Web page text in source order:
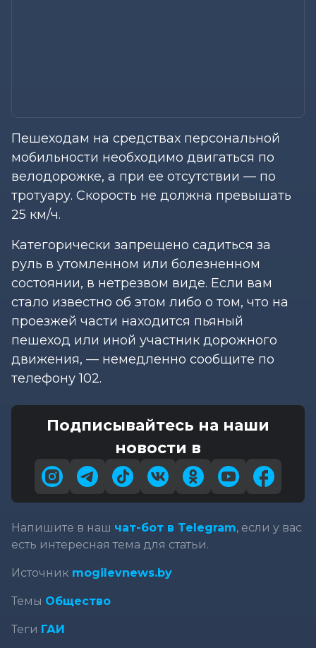
Пешеходам на средствах персональной
мобильности необходимо двигаться по
велодорожке, а при ее отсутствии — по
тротуару. Скорость не должна превышать
25 км/ч.
Категорически запрещено садиться за
руль в утомленном или болезненном
состоянии, в нетрезвом виде. Если вам
стало известно об этом либо о том, что на
проезжей части находится пьяный
пешеход или иной участник дорожного
движения, — немедленно сообщите по
телефону 102.
Подписывайтесь на наши
новости в
Напишите в наш чат-бот в Telegram, если у вас
есть интересная тема для статьи.
Источник mogilevnews.by
Темы Общество
Теги ГАИ